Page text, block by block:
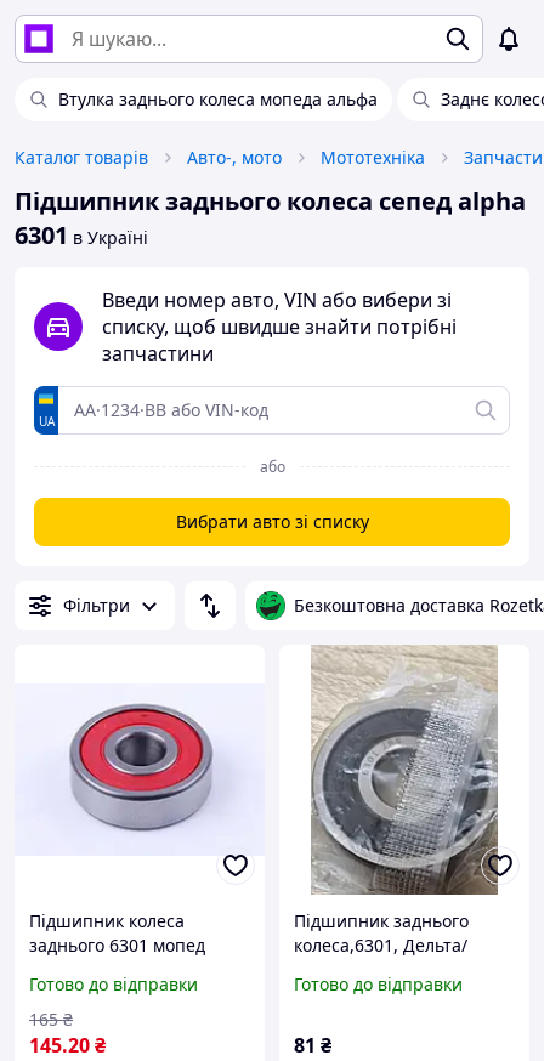
Втулка заднього колеса мопеда альфа Заднє
Каталог товарів Авто-, мото Мототехніка
Підшипник заднього колеса сепед alpha
6301 в Україні
Введи номер авто, VIN або вибери зі
списку, щоб швидше знайти потрібні
запчастини
UA
або
Вибрати авто зі списку
Фільтри Безкоштовна доставка
Підшипник колеса
заднього 6301 мопед
Готово до відправки
145.20₴
165 ₴
Підшипник заднього
колеса,6301, Дельта/
Готово до відправки
81 ₴